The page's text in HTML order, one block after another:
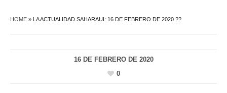
HOME » LA ACTUALIDAD SAHARAUI: 16 DE FEBRERO DE 2020 ??
16 DE FEBRERO DE 2020
0